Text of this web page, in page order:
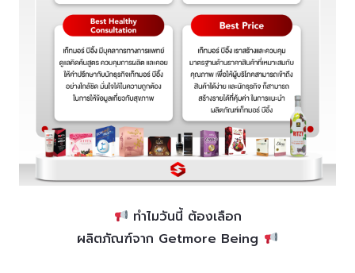
ทำไมวันนี้ ต้องเลือก
ผลิตภัณฑ์จาก Getmore Being